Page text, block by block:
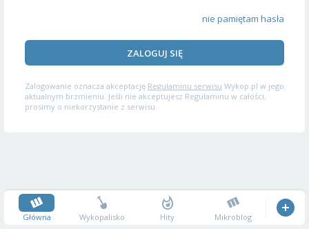
nie pamiętam hasła
ZALOGUJ SIĘ
Zalogowanie oznacza akceptację Regulaminu serwisu Wykop.pl w jego
aktualnym brzmieniu. Jeśli nie akceptujesz Regulaminu w całości,
prosimy o niekorzystanie z serwisu.
Główna Wykopalisko Hity Mikroblog